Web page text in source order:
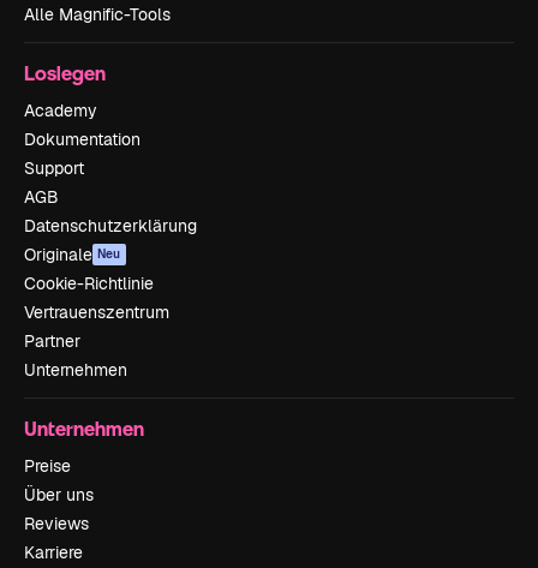
Alle Magnific-Tools
Loslegen
Academy
Dokumentation
Support
AGB
Datenschutzerklärung
Originale Neu
Cookie-Richtlinie
Vertrauenszentrum
Partner
Unternehmen
Unternehmen
Preise
Über uns
Reviews
Karriere